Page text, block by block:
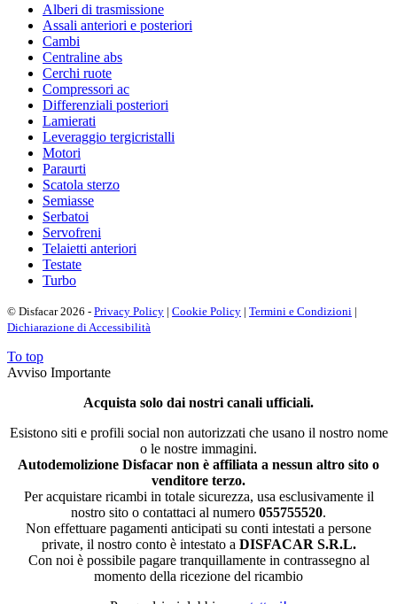
Alberi di trasmissione
Assali anteriori e posteriori
Cambi
Centraline abs
Cerchi ruote
Compressori ac
Differenziali posteriori
Lamierati
Leveraggio tergicristalli
Motori
Paraurti
Scatola sterzo
Semiasse
Serbatoi
Servofreni
Telaietti anteriori
Testate
Turbo
© Disfacar 2026 - Privacy Policy | Cookie Policy | Termini e Condizioni |
Dichiarazione di Accessibilità
To top
Avviso Importante
Acquista solo dai nostri canali ufficiali.
Esistono siti e profili social non autorizzati che usano il nostro nome
o le nostre immagini.
Autodemolizione Disfacar non è affiliata a nessun altro sito o
venditore terzo.
Per acquistare ricambi in totale sicurezza, usa esclusivamente il
nostro sito o contattaci al numero 055755520.
Non effettuare pagamenti anticipati su conti intestati a persone
private, il nostro conto è intestato a DISFACAR S.R.L.
Con noi è possibile pagare tranquillamente in contrassegno al
momento della ricezione del ricambio